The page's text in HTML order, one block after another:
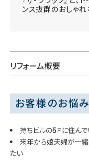
ンス抜群のおしゃ
リフォーム概要
お客様のお悩
持ちビルの5Ｆに住んで
来年から娘夫婦が一緒
たい